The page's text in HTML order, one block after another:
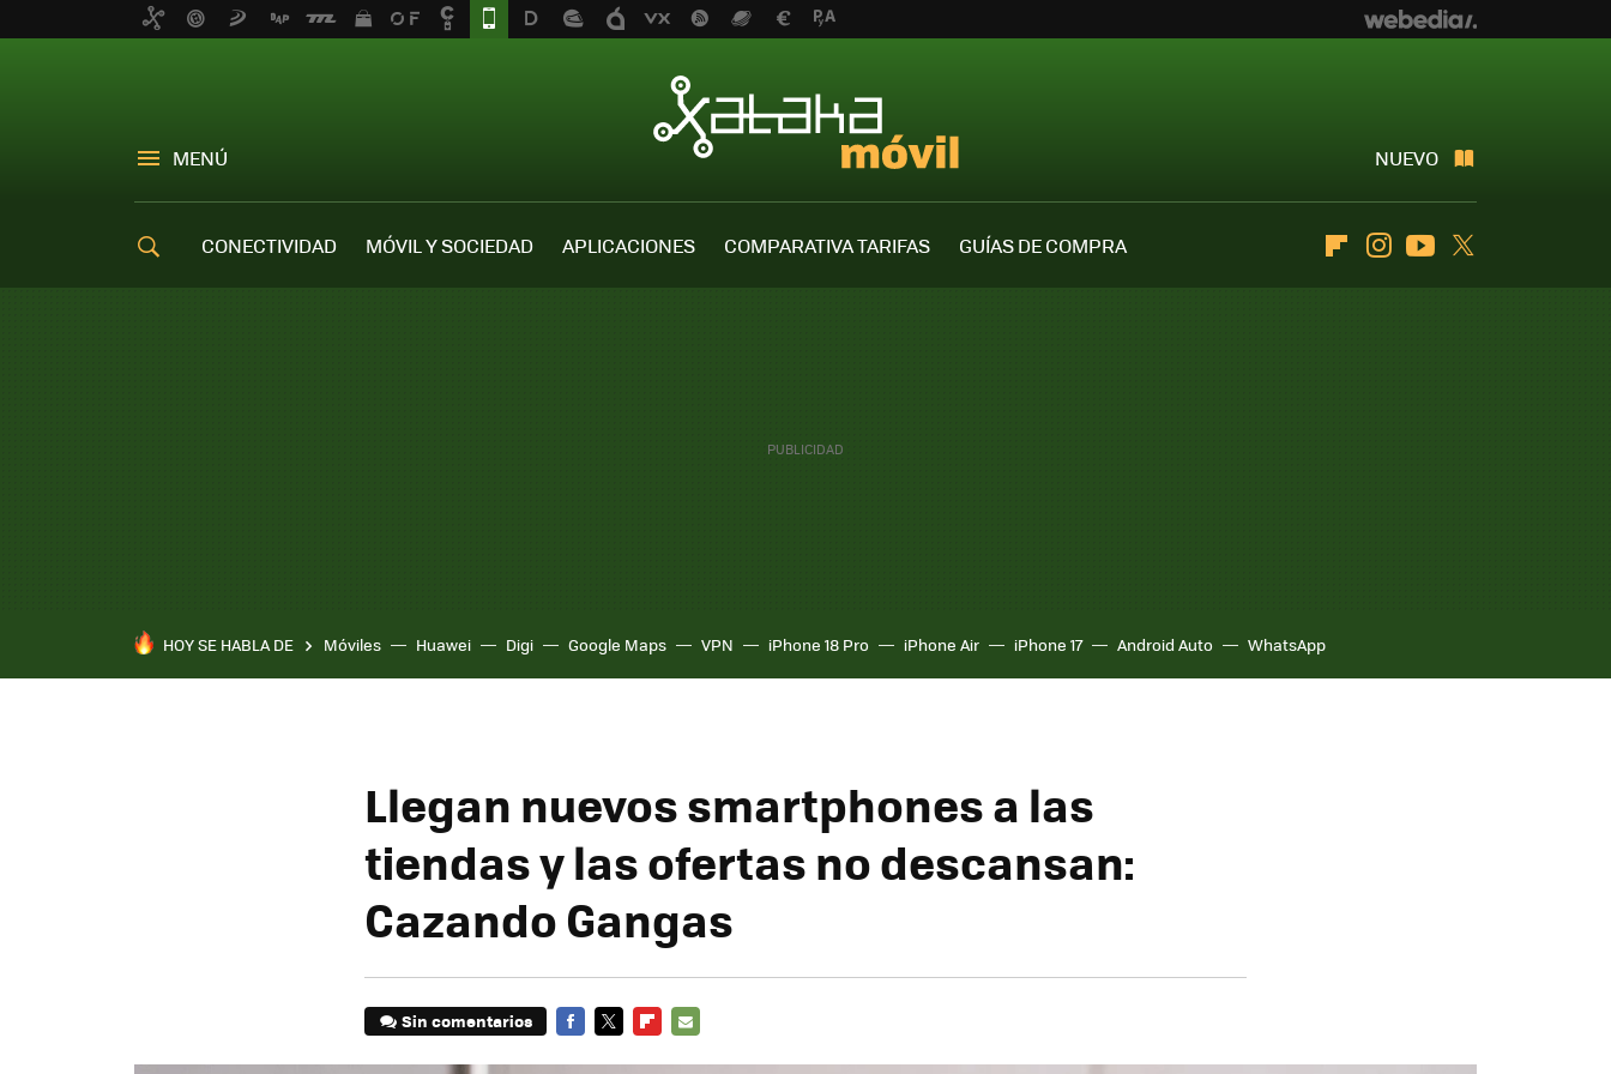
MENÚ NUEVO
CONECTIVIDAD MÓVIL Y SOCIEDAD APLICACIONES COMPARATIVA TARIFAS
GUÍAS DE COMPRA
FlipboardInstagramYoutube
HOY SE HABLA DE Móviles Huawei Digi Google Maps VPN iPhone 18 Pro iPhone Air iPhone 17 Android Auto WhatsApp
Llegan nuevos smartphones a las
tiendas y las ofertas no descansan:
Cazando Gangas
Sin comentarios